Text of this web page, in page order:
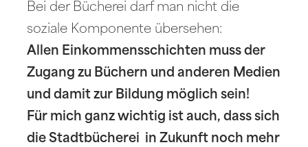
Bei der Bücherei darf man nicht die
soziale Komponente übersehen:
Allen Einkommensschichten muss der
Zugang zu Büchern und anderen Medien
und damit zur Bildung möglich sein!
Für mich ganz wichtig ist auch, dass sich
die Stadtbücherei in Zukunft noch mehr